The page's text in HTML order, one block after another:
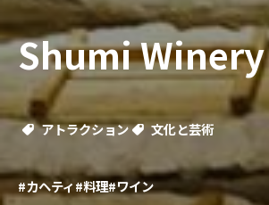
Shumi Winery
アトラクション 文化と芸術
#カヘティ#料理#ワイン